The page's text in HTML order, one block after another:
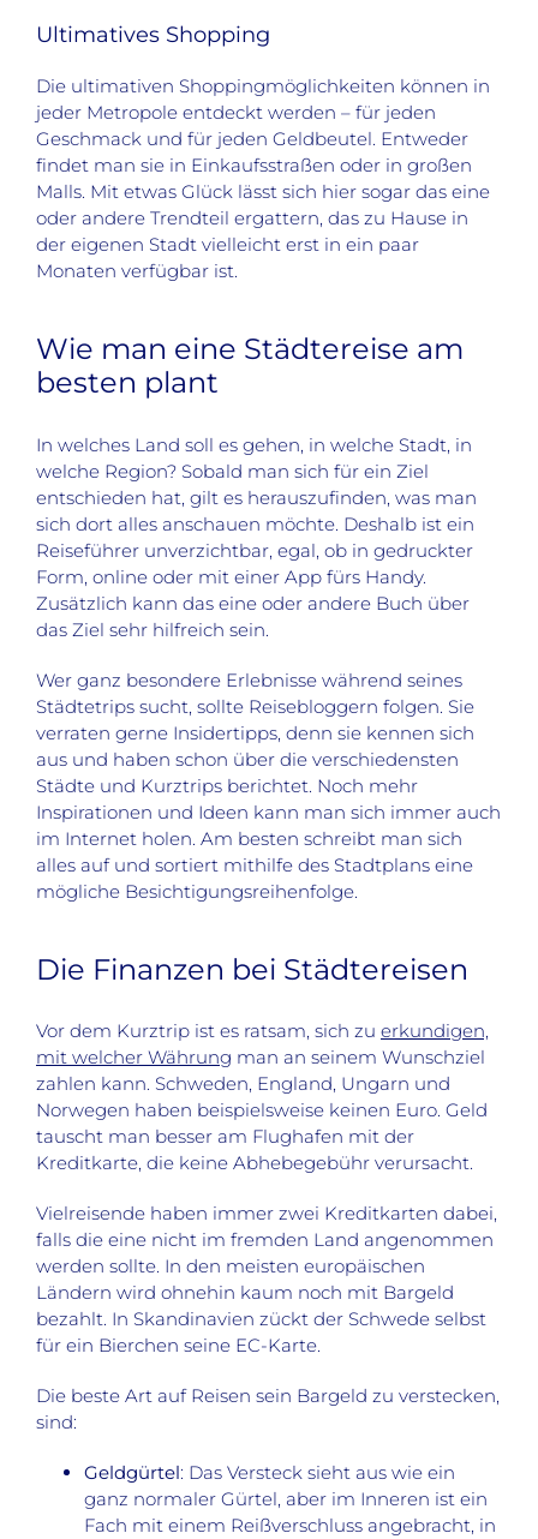
Ultimatives Shopping
Die ultimativen Shoppingmöglichkeiten können in
jeder Metropole entdeckt werden – für jeden
Geschmack und für jeden Geldbeutel. Entweder
findet man sie in Einkaufsstraßen oder in großen
Malls. Mit etwas Glück lässt sich hier sogar das eine
oder andere Trendteil ergattern, das zu Hause in
der eigenen Stadt vielleicht erst in ein paar
Monaten verfügbar ist.
Wie man eine Städtereise am
besten plant
In welches Land soll es gehen, in welche Stadt, in
welche Region? Sobald man sich für ein Ziel
entschieden hat, gilt es herauszufinden, was man
sich dort alles anschauen möchte. Deshalb ist ein
Reiseführer unverzichtbar, egal, ob in gedruckter
Form, online oder mit einer App fürs Handy.
Zusätzlich kann das eine oder andere Buch über
das Ziel sehr hilfreich sein.
Wer ganz besondere Erlebnisse während seines
Städtetrips sucht, sollte Reisebloggern folgen. Sie
verraten gerne Insidertipps, denn sie kennen sich
aus und haben schon über die verschiedensten
Städte und Kurztrips berichtet. Noch mehr
Inspirationen und Ideen kann man sich immer auch
im Internet holen. Am besten schreibt man sich
alles auf und sortiert mithilfe des Stadtplans eine
mögliche Besichtigungsreihenfolge.
Die Finanzen bei Städtereisen
Vor dem Kurztrip ist es ratsam, sich zu erkundigen,
mit welcher Währung man an seinem Wunschziel
zahlen kann. Schweden, England, Ungarn und
Norwegen haben beispielsweise keinen Euro. Geld
tauscht man besser am Flughafen mit der
Kreditkarte, die keine Abhebegebühr verursacht.
Vielreisende haben immer zwei Kreditkarten dabei,
falls die eine nicht im fremden Land angenommen
werden sollte. In den meisten europäischen
Ländern wird ohnehin kaum noch mit Bargeld
bezahlt. In Skandinavien zückt der Schwede selbst
für ein Bierchen seine EC-Karte.
Die beste Art auf Reisen sein Bargeld zu verstecken,
sind:
Geldgürtel: Das Versteck sieht aus wie ein
ganz normaler Gürtel, aber im Inneren ist ein
Fach mit einem Reißverschluss angebracht, in